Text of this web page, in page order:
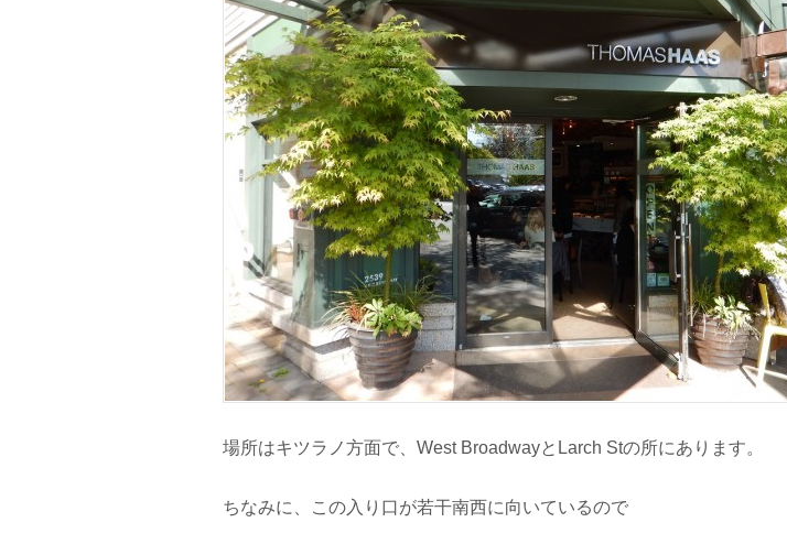
場所はキツラノ方面で、West BroadwayとLarch Stの所にあります。
ちなみに、この入り口が若干南西に向いているので